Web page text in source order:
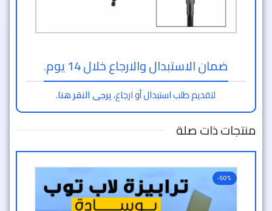
ضمان الاستبدال والارجاع خلال 14 يوم.
لتقديم طلب استبدال أو ارجاع،يرجى النقر هنا.
منتجات ذات صلة
-50%